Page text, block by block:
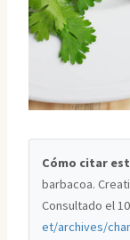
Cómo citar
barbacoa.
Consultado el
et/archives/